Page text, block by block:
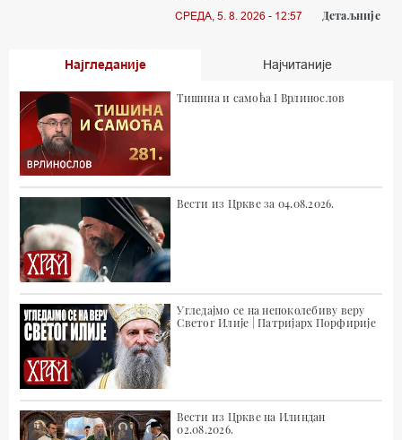
СРЕДА, 5. 8. 2026 - 12:57 Детаљније
Најгледаније Најчитаније
Тишина и самоћа I Врлинослов
Вести из Цркве за 04.08.2026.
Угледајмо се на непоколебиву веру
Светог Илије | Патријарх Порфирије
Вести из Цркве на Илиндан
02.08.2026.